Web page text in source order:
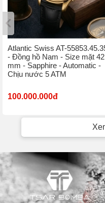
Atlantic Swiss AT-
- Đồng hồ Nam - Size mặt 42
mm - Sapphire - Automatic -
Chịu nước 5 ATM
100.000.000đ